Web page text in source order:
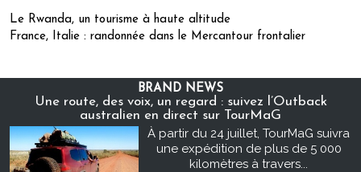
Le Rwanda, un tourisme à haute altitude
France, Italie : randonnée dans le Mercantour frontalier
BRAND NEWS
Une route, des voix, un regard : suivez l’Outback
australien en direct sur TourMaG
À partir du 24 juillet, TourMaG suivra
une expédition de plus de 5 000
kilomètres à travers...